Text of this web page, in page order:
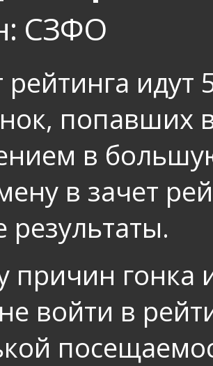
СЗФО
рейтинга
попавших
в
в зачет
причин гонка
войти в